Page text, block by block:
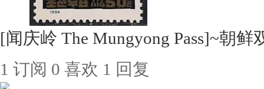
[闻庆岭 The Mungyong Pass]~朝
1 订阅 0 喜欢 1 回复